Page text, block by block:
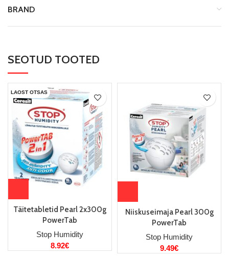
BRAND
SEOTUD TOOTED
LAOST OTSAS
Täitetabletid Pearl 2x300g
PowerTab
Stop Humidity
8.92€
Niiskuseimaja Pearl 300g
PowerTab
Stop Humidity
9.49€